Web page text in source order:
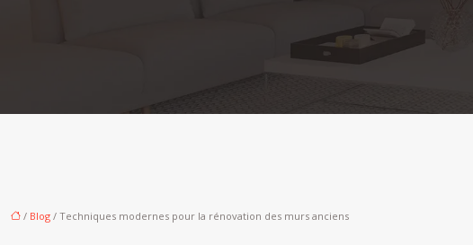
/ Blog / Techniques modernes pour la rénovation des murs anciens